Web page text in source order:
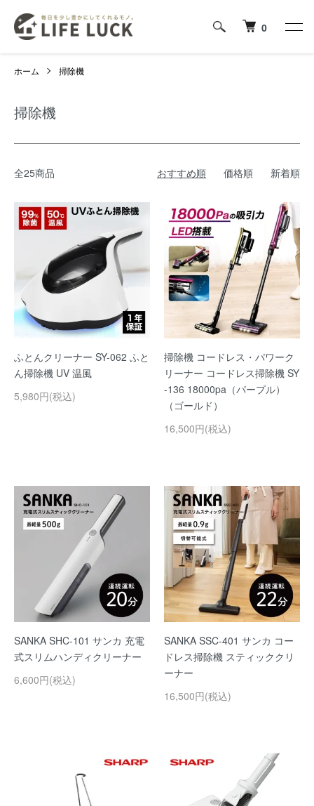
0
ホーム 掃除機
掃除機
全25商品 おすすめ順 価格順 新着順
ふとんクリーナー SY-062 ふと
ん掃除機 UV 温風
5,980円(税込)
掃除機 コードレス・パワーク
リーナー コードレス掃除機 SY
-136 18000pa（パープル）
（ゴールド）
16,500円(税込)
SANKA SHC-101 サンカ 充電
式スリムハンディクリーナー
6,600円(税込)
SANKA SSC-401 サンカ コー
ドレス掃除機 スティッククリ
ーナー
16,500円(税込)